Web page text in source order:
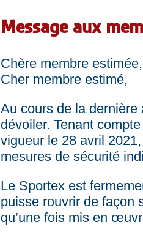
Message aux
Chère membre estimée,
Cher membre estimé,
Au cours de la
dévoiler. Tenant
vigueur le 28 avril
mesures de sécurité
Le Sportex est
puisse rouvrir de façon
qu’une fois mis en